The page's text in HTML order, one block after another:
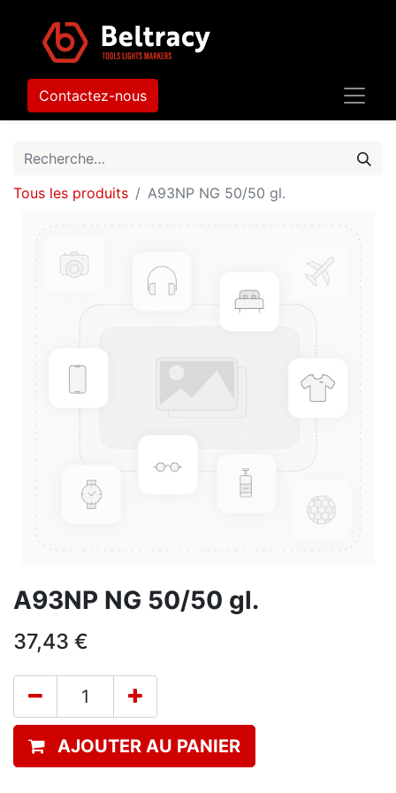
Contactez-nous
Tous les produits A93NP NG 50/50 gl.
A93NP NG 50/50 gl.
37,43 €
AJOUTER AU PANIER